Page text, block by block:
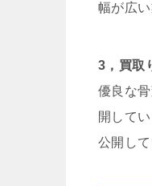
幅が広
3，買取
優良な
開して
公開し